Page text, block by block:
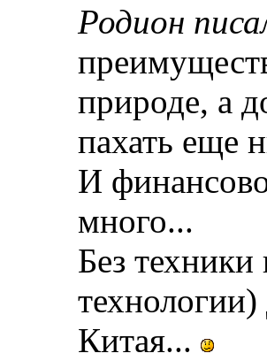
Родион
природе, а
пахать еще
И
много...
Без
Китая...